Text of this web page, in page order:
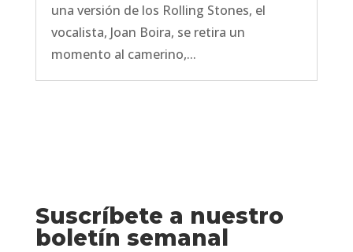
una versión de los Rolling Stones, el
vocalista, Joan Boira, se retira un
momento al camerino,...
Suscríbete a nuestro
boletín semanal